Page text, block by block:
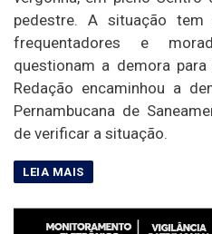
pedestre. A situação tem
frequentadores e
questionam a demora
Redação encaminhou a
Pernambucana de
de verificar a situação.